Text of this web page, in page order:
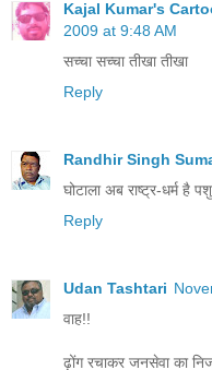
Kajal Kumar's
2009 at 9:48 AM
सच्चा सच्चा तीखा तीखा
Reply
Randhir Singh
घोटाला अब राष्ट्र-धर्म है
Reply
Udan Tashtari
वाह!!
ढ़ोंग रचाकर जनसेवा का